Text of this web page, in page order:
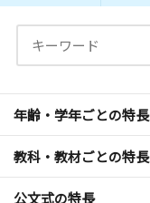
年齢・学年ごとの特長
教科・教材ごとの特長
公文式の特長